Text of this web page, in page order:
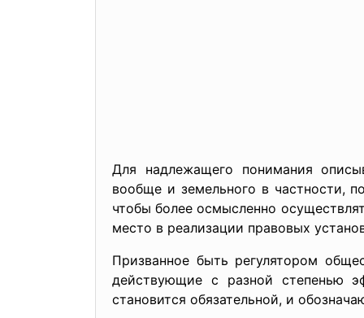
Для надлежащего понимания
вообще и земельного в частности,
чтобы более осмысленно
место в реализации правовых
Призванное быть регулятором
действующие с разной степенью
становится обязательной, и